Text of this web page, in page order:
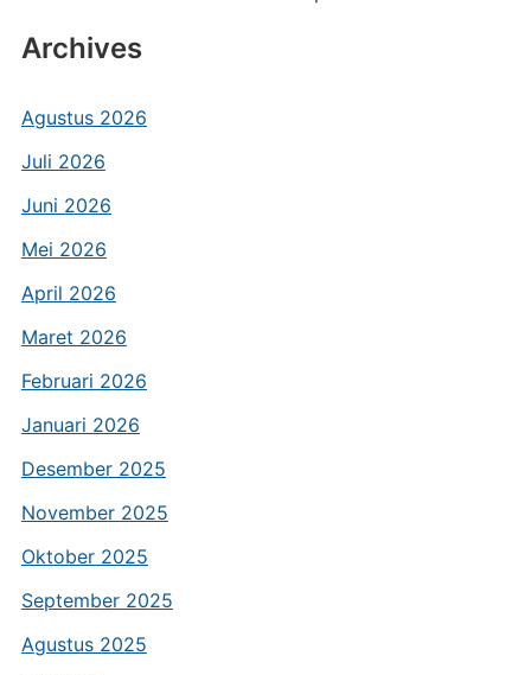
Archives
Agustus 2026
Juli 2026
Juni 2026
Mei 2026
April 2026
Maret 2026
Februari 2026
Januari 2026
Desember 2025
November 2025
Oktober 2025
September 2025
Agustus 2025